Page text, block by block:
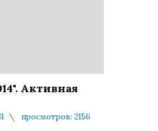
Активная
просмотров: 2156